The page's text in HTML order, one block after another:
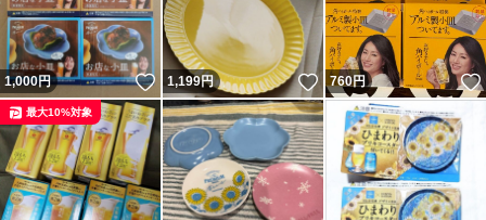
1,000円 いいね！
1,199円 いいね！
760円
最大10%対象